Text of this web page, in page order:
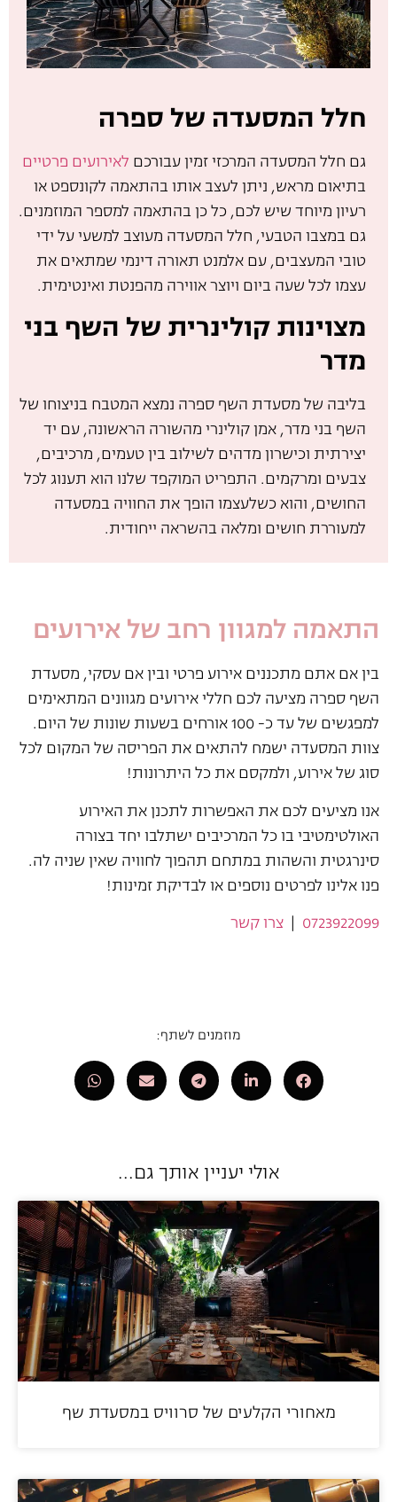
חלל המסעדה של ספרה
גם חלל המסעדה המרכזי זמין עבורכם לאירועים פרטיים
בתיאום מראש, ניתן לעצב אותו בהתאמה לקונספט או
רעיון מיוחד שיש לכם, כל כן בהתאמה למספר המוזמנים.
גם במצבו הטבעי, חלל המסעדה מעוצב למשעי על ידי
טובי המעצבים, עם אלמנט תאורה דינמי שמתאים את
עצמו לכל שעה ביום ויוצר אווירה מהפנטת ואינטימית.
מצוינות קולינרית של השף בני
מדר
בליבה של מסעדת השף ספרה נמצא המטבח בניצוחו של
השף בני מדר, אמן קולינרי מהשורה הראשונה, עם יד
יצירתית וכישרון מדהים לשילוב בין טעמים, מרכיבים,
צבעים ומרקמים. התפריט המוקפד שלנו הוא תענוג לכל
החושים, והוא כשלעצמו הופך את החוויה במסעדה
למעוררת חושים ומלאה בהשראה ייחודית.
התאמה למגוון רחב של אירועים
בין אם אתם מתכננים אירוע פרטי ובין אם עסקי, מסעדת
השף ספרה מציעה לכם חללי אירועים מגוונים המתאימים
למפגשים של עד כ- 100 אורחים בשעות שונות של היום.
צוות המסעדה ישמח להתאים את הפריסה של המקום לכל
סוג של אירוע, ולמקסם את כל היתרונות!
אנו מציעים לכם את האפשרות לתכנן את האירוע
האולטימטיבי בו כל המרכיבים ישתלבו יחד בצורה
סינרגטית והשהות במתחם תהפוך לחוויה שאין שניה לה.
פנו אלינו לפרטים נוספים או לבדיקת זמינות!
0723922099
| צרו קשר
מוזמנים לשתף:
אולי יעניין אותך גם...
מאחורי הקלעים של סרוויס במסעדת שף